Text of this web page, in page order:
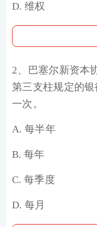
D. 维权
2、巴塞尔新资本
第三支柱规定的
一次。
A. 每半年
B. 每年
C. 每季度
D. 每月